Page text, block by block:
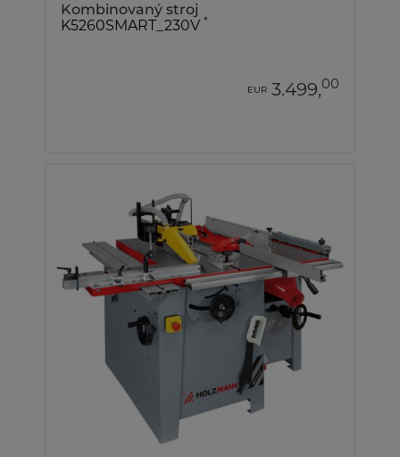
Kombinovaný stroj
K5260SMART_230V *
EUR 3.499,00